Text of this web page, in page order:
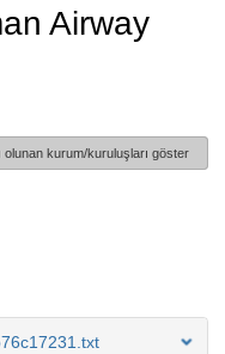
Airway
olunan kurum/kuruluşları göster